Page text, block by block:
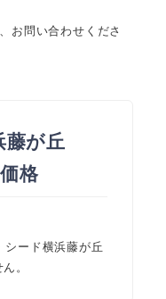
お問い合わせくださ
藤が丘
格
シード横浜藤が丘
。